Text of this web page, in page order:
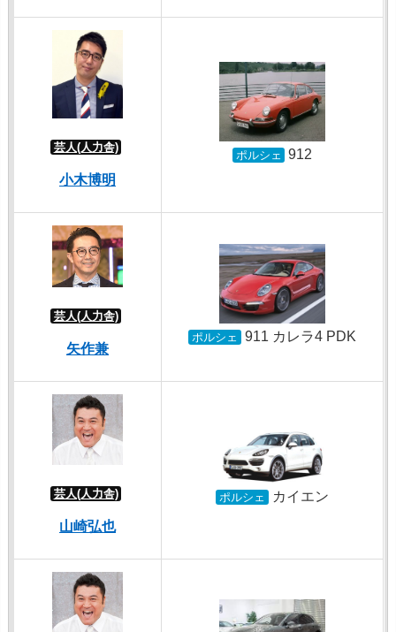
芸人(人力舎)
小木博明
ポルシェ 912
芸人(人力舎)
矢作兼
ポルシェ 911 カレラ4 PDK
芸人(人力舎)
山崎弘也
ポルシェ カイエン